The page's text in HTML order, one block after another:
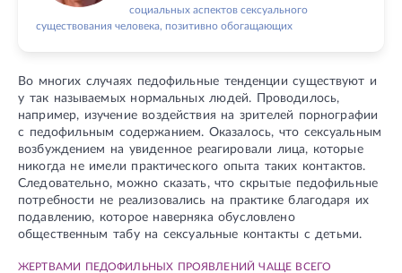
социальных аспектов сексуального
существования человека, позитивно обогащающих
Во многих случаях педофильные тенденции существуют и
у так называемых нормальных людей. Проводилось,
например, изучение воздействия на зрителей порнографии
с педофильным содержанием. Оказалось, что сексуальным
возбуждением на увиденное реагировали лица, которые
никогда не имели практического опыта таких контактов.
Следовательно, можно сказать, что скрытые педофильные
потребности не реализовались на практике благодаря их
подавлению, которое наверняка обусловлено
общественным табу на сексуальные контакты с детьми.
ЖЕРТВАМИ ПЕДОФИЛЬНЫХ ПРОЯВЛЕНИЙ ЧАЩЕ ВСЕГО